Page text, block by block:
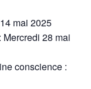
mai 2025
28 mai
conscience :